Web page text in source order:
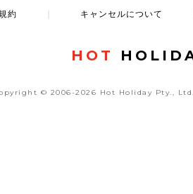
約 キャンセルについて
HOT
© 2006-2026 Hot Holiday Pty.,